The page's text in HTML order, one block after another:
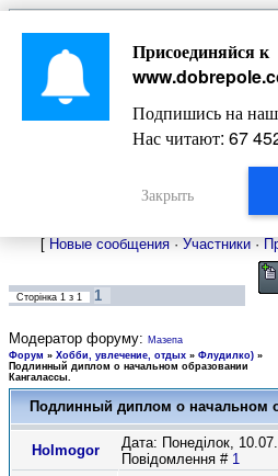
Главная
Новости
Довідкова
Фото
Оголошення
Видео
Жизнь Добропольского края
[ Новые сообщения · Участники ·
Сторінка 1 з 1 1
Модератор форуму: Мазепа
Форум » Хобби, увлечение, отдых » Флудилко) »
Подлинный диплом о начальном образовании
Кангалассы.
Подлинный диплом о начальном
Holmogor
Дата: Понеділок,
Повідомлення # 1
Присоединяйся к
Подпишись на
Нас читают: 67
Закрыть